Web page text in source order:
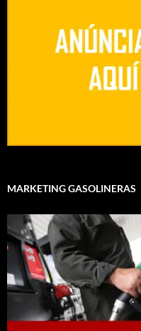
MARKETING GASOLINERAS